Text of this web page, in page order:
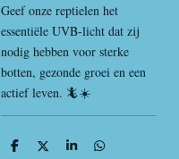
Geef onze reptielen het
essentiële UVB-licht dat zij
nodig hebben voor sterke
botten, gezonde groei en een
actief leven. 🦎☀️
D
D
S
D